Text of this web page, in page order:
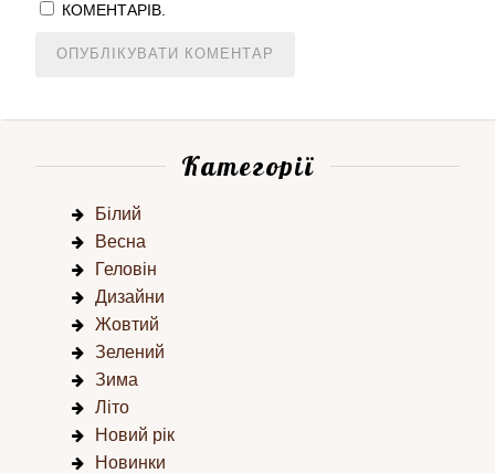
КОМЕНТАРІВ.
Категорії
Білий
Весна
Геловін
Дизайни
Жовтий
Зелений
Зима
Літо
Новий рік
Новинки